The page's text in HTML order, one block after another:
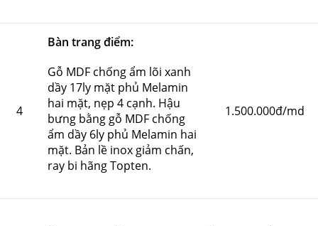
4
Bàn trang điểm:
Gỗ MDF chống ẩm lõi xanh
dầy 17ly mặt phủ Melamin
hai mặt, nẹp 4 cạnh. Hậu
bưng bằng gỗ MDF chống
ẩm dầy 6ly phủ Melamin hai
mặt. Bản lề inox giảm chấn,
ray bi hãng Topten.
1.500.000đ/md